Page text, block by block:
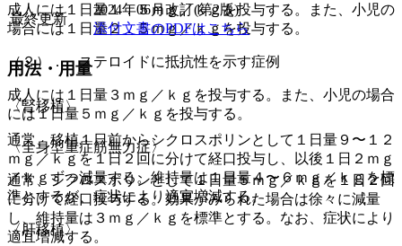
成人には１日量１．５ｍｇ／ｋｇを投与する。また、小児の
場合には１日量２．５ｍｇ／ｋｇを投与する。
（２）． ステロイドに抵抗性を示す症例
成人には１日量３ｍｇ／ｋｇを投与する。また、小児の場合
には１日量５ｍｇ／ｋｇを投与する。
〈全身型重症筋無力症〉
通常、シクロスポリンとして１日量５ｍｇ／ｋｇを１日２回
に分けて経口投与する。効果がみられた場合は徐々に減量
し、維持量は３ｍｇ／ｋｇを標準とする。なお、症状により
適宜増減する。
最終更新
2024年06月改訂(第2版)
添付文書のPDFはこちら
用法・用量
〈腎移植〉
通常、移植１日前からシクロスポリンとして１日量９〜１２
ｍｇ／ｋｇを１日２回に分けて経口投与し、以後１日２ｍｇ
／ｋｇずつ減量する。維持量は１日量４〜６ｍｇ／ｋｇを標
準とするが、症状により適宜増減する。
〈肝移植〉